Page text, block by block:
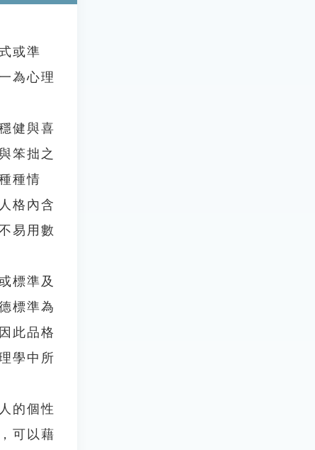
或準
為心理
健與喜
笨拙之
種情
格內含
易用數
標準及
標準為
此品格
學中所
的個性
可以藉